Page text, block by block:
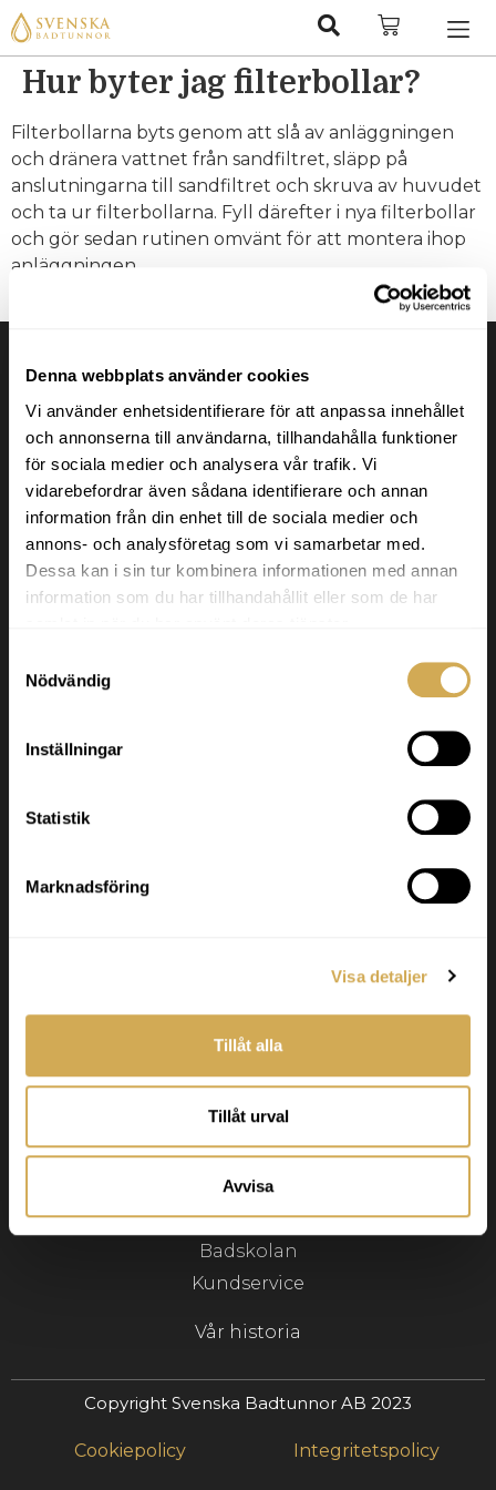
Denna webbplats använder cookies
Vi använder enhetsidentifierare för att anpassa innehållet
och annonserna till användarna, tillhandahålla funktioner
för sociala medier och analysera vår trafik. Vi
vidarebefordrar även sådana identifierare och annan
information från din enhet till de sociala medier och
annons- och analysföretag som vi samarbetar med.
Dessa kan i sin tur kombinera informationen med annan
information som du har tillhandahållit eller som de har
Nödvändig
Inställningar
Statistik
Marknadsföring
Visa detaljer
Tillåt alla
Tillåt urval
Avvisa
Hur byter jag filterbollar?
Filterbollarna byts genom att slå av anläggningen
och dränera vattnet från sandfiltret, släpp på
anslutningarna till sandfiltret och skruva av huvudet
och ta ur filterbollarna. Fyll därefter i nya filterbollar
och gör sedan rutinen omvänt för att montera ihop
anläggningen.
Svenska Badtunnor
Svenska Badtunnor designar och tillverkar
badtunnor och terrasspooler för det nordiska
Svenska Badtunnor AB Lötängsgatan 18,
Navigering
Badtunnor
Inspiration
Badskolan
Kundservice
Vår historia
Copyright Svenska Badtunnor AB 2023
Cookiepolicy Integritetspolicy